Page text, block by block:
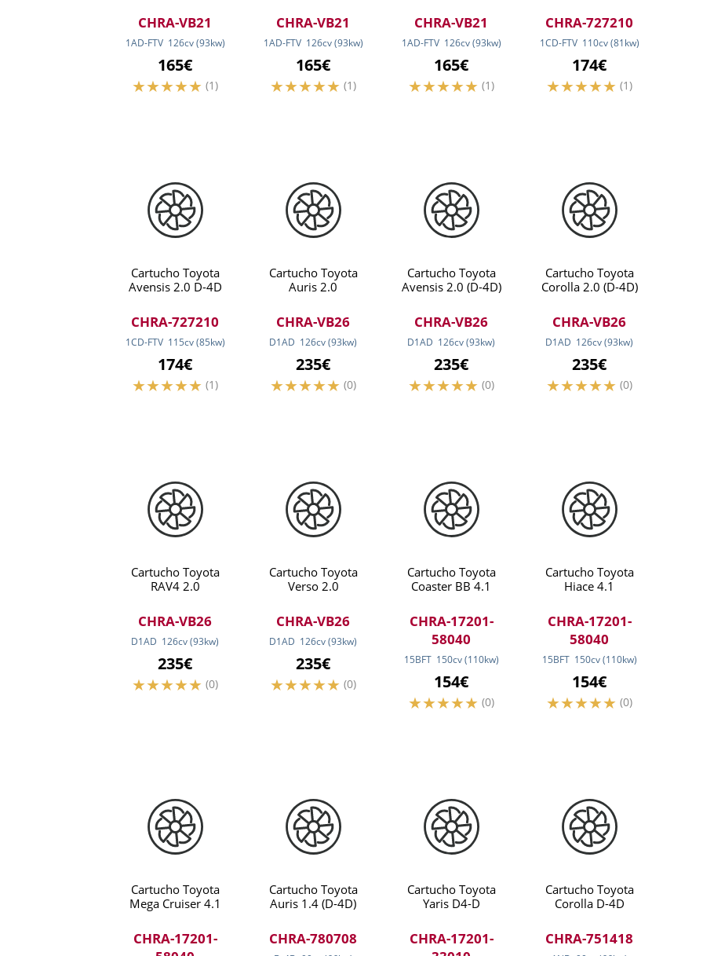
CHRA-VB21
1AD-FTV 126cv (93kw)
165€
(1)
CHRA-VB21
1AD-FTV 126cv (93kw)
165€
(1)
CHRA-VB21
1AD-FTV 126cv (93kw)
165€
(1)
CHRA-727210
1CD-FTV 110cv (81kw)
174€
(1)
Cartucho Toyota
Avensis 2.0 D-4D
CHRA-727210
1CD-FTV 115cv (85kw)
174€
(1)
Cartucho Toyota
Auris 2.0
CHRA-VB26
D1AD 126cv(93kw)
235€
(0)
Cartucho Toyota
Avensis 2.0 (D-4D)
CHRA-VB26
D1AD 126cv(93kw)
235€
(0)
Cartucho Toyota
Corolla 2.0 (D-4D)
CHRA-VB26
D1AD 126cv(93kw)
235€
(0)
Cartucho Toyota
RAV4 2.0
CHRA-VB26
D1AD 126cv(93kw)
235€
(0)
Cartucho Toyota
Verso 2.0
CHRA-VB26
D1AD 126cv(93kw)
235€
(0)
Cartucho Toyota
Coaster BB 4.1
CHRA-17201-
58040
15BFT 150cv (110kw)
154€
(0)
Cartucho Toyota
Hiace 4.1
CHRA-17201-
58040
15BFT 150cv (110kw)
154€
(0)
Cartucho Toyota
Mega Cruiser 4.1
CHRA-17201-
Cartucho Toyota
Auris 1.4 (D-4D)
CHRA-780708
Cartucho Toyota
Yaris D4-D
CHRA-17201-
Cartucho Toyota
Corolla D-4D
CHRA-751418